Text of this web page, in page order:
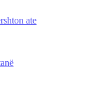
ate